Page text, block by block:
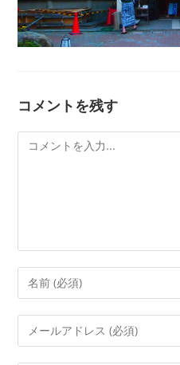
コメントを残す